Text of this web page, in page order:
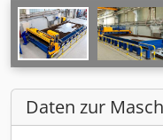
Daten zur